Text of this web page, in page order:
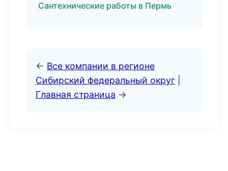
Сантехнические работы в Пермь
← Все компании в регионе
Сибирский федеральный округ
Главная страница →